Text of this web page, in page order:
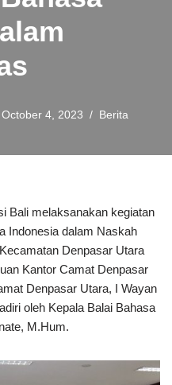
October 4, 2023 Berita
Bali melaksanakan kegiatan
Indonesia dalam Naskah
Denpasar Utara
Kantor Camat Denpasar
Denpasar Utara, I Wayan
oleh Kepala Balai Bahasa
M.Hum.